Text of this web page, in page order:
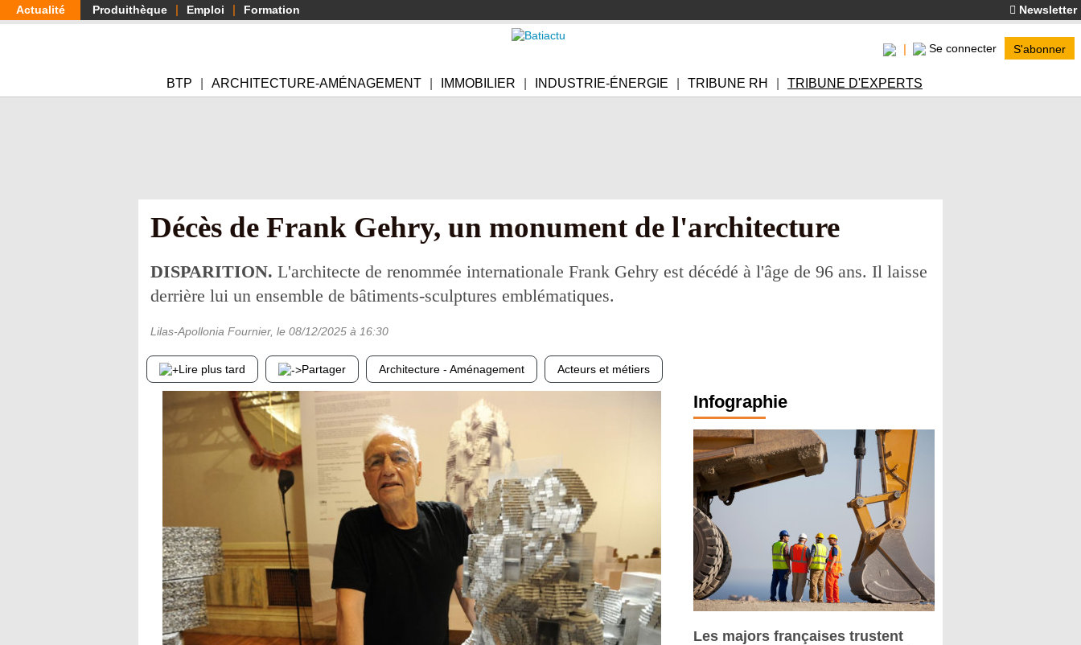
Aller
au
Actualité Produithèque Emploi Formation Newsletter
Se connecter S'abonner
BTP ARCHITECTURE-AMÉNAGEMENT IMMOBILIER INDUSTRIE-ÉNERGIE TRIBUNE RH TRIBUNE D'EXPERTS
Décès de Frank Gehry, un monument de l'architecture
DISPARITION. L'architecte de renommée internationale Frank Gehry est décédé à l'âge de 96 ans. Il laisse
derrière lui un ensemble de bâtiments-sculptures emblématiques.
Lilas-Apollonia Fournier, le 08/12/2025 à 16:30
Lire plus tard Partager Architecture - Aménagement Acteurs et métiers
Infographie
Les majors françaises trustent